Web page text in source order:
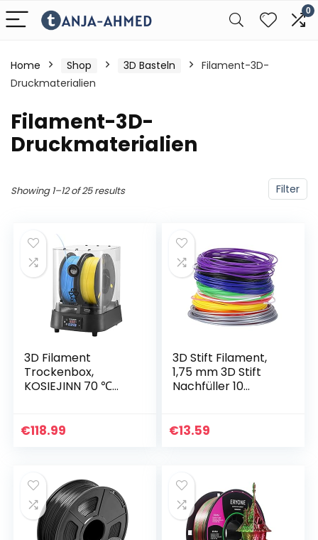
0
Home Shop 3D Basteln
Filament-3D-
Druckmaterialien
Filament-3D-
Druckmaterialien
Filter
Showing 1–12 of 25 results
3D Filament
Trockenbox,
KOSIEJINN 70 ℃
Filament Dryer Box
€118.99
3D Stift Filament,
1,75 mm 3D Stift
Nachfüller 10
Nachfüllungen für
€13.59